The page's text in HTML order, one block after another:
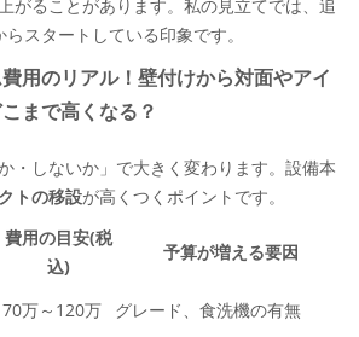
がることがあります。私の見立てでは、追
スタートしている印象です。
用のリアル！壁付けから対面やアイ
まで高くなる？
・しないか」で大きく変わります。設備本
トの移設が高くつくポイントです。
費用の目安(税
込)
予算が増える要因
70万～120万 グレード、食洗機の有無